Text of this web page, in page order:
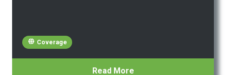
Coverage
Read More